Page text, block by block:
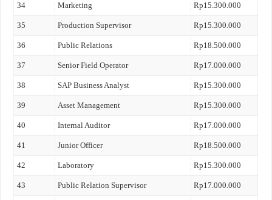
34 Marketing Rp15.300.000
35 Production Supervisor Rp15.300.000
36 Public Relations Rp18.500.000
37 Senior Field Operator Rp17.000.000
38 SAP Business Analyst Rp15.300.000
39 Asset Management Rp15.300.000
40 Internal Auditor Rp17.000.000
41 Junior Officer Rp18.500.000
42 Laboratory Rp15.300.000
43 Public Relation Supervisor Rp17.000.000